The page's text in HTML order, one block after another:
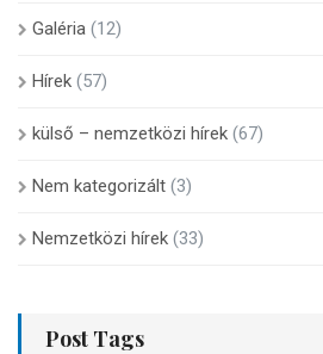
Galéria (12)
Hírek (57)
külső – nemzetközi hírek (67)
Nem kategorizált (3)
Nemzetközi hírek (33)
Post Tags